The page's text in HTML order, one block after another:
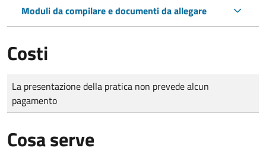
Moduli da compilare e documenti da allegare
Costi
Tipo di pagamento
Importo
La presentazione della pratica non prevede alcun
pagamento
Cosa serve